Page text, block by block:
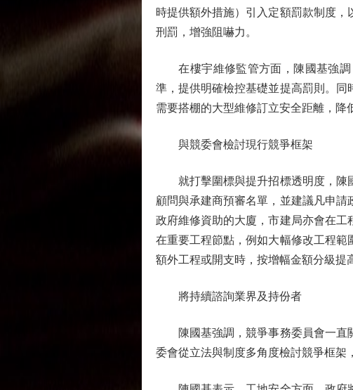
時提供額外措施）引入定額罰款制度
刑罰，增強阻嚇力。
在樓宇維修監管方面，陳國基強調
準，提供明確檢控基礎並提高罰則。
需要搭棚的大型維修訂立安全距離，降
與競委會檢討現行競爭框架
就打擊圍標與提升招標透明度，陳
顧問與承建商預審名單，並建議凡申
政府維修資助的大廈，市建局亦會在
在重要工程節點，例如大幅修改工程
額外工程或開支時，按增幅金額分級提
將持續諮詢業界及持份者
陳國基強調，競爭事務委員會一直
委會從立法與制度多角度檢討競爭框架